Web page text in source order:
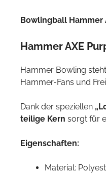
Bowlingball Hammer
Hammer AXE
Hammer Bowling
Hammer-Fans und
Dank der speziellen
teilige Kern sorgt für
Eigenschaften:
Material: